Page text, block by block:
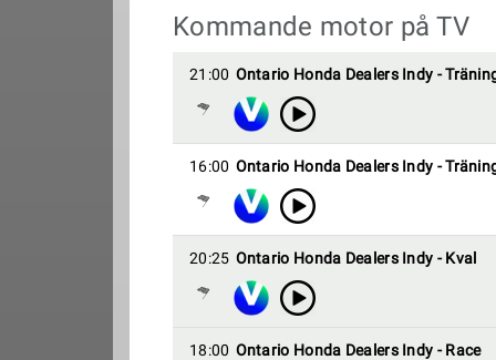
Kommande motor på TV
21:00 Ontario Honda Dealers Indy -
16:00 Ontario Honda Dealers Indy -
20:25 Ontario Honda Dealers Indy - Kval
18:00 Ontario Honda Dealers Indy - Race